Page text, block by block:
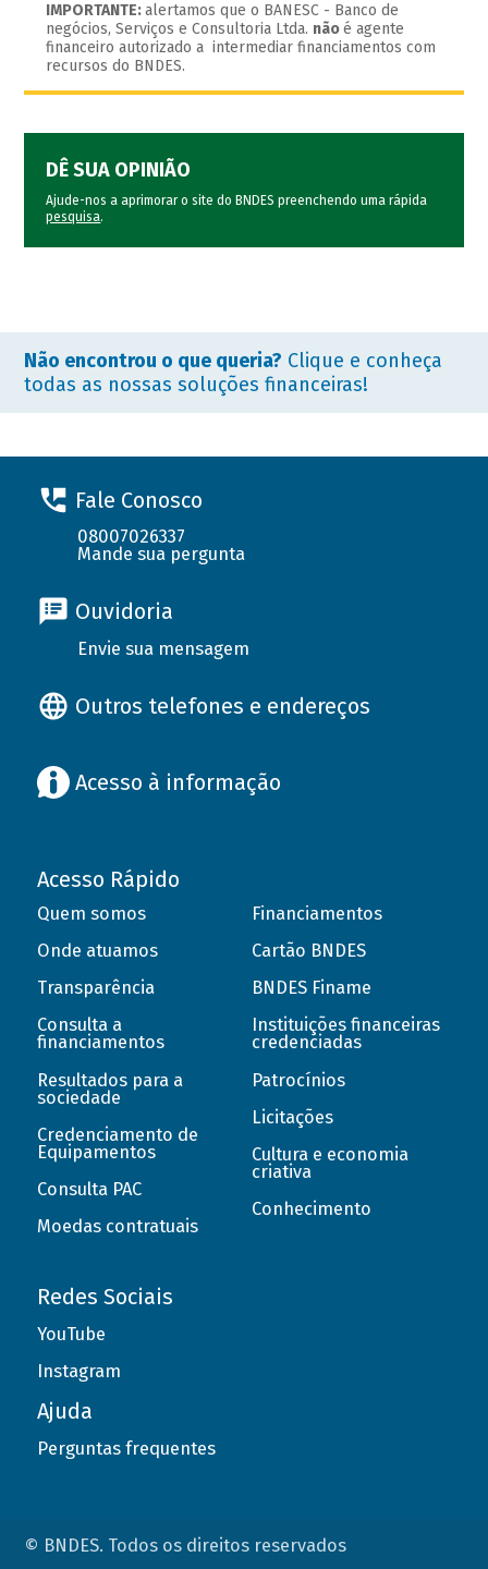
IMPORTANTE:alertamos que o BANESC - Banco de
negócios, Serviços e Consultoria Ltda. nãoé agente
financeiro autorizado a intermediar financiamentos com
recursos do BNDES.
DÊ SUA OPINIÃO
Ajude-nos a aprimorar o site do BNDES preenchendo uma rápida
pesquisa.
Não encontrou o que queria? Clique e conheça
todas as nossas soluções financeiras!
Fale Conosco
08007026337
Mande sua pergunta
Ouvidoria
Envie sua mensagem
Outros telefones e endereços
Acesso à informação
Acesso Rápido
Quem somos
Onde atuamos
Transparência
Consulta a
financiamentos
Resultados para a
sociedade
Credenciamento de
Equipamentos
Consulta PAC
Moedas contratuais
Financiamentos
Cartão BNDES
BNDES Finame
Instituições financeiras
credenciadas
Patrocínios
Licitações
Cultura e economia
criativa
Conhecimento
Redes Sociais
YouTube
Instagram
Ajuda
Perguntas frequentes
© BNDES. Todos os direitos reservados